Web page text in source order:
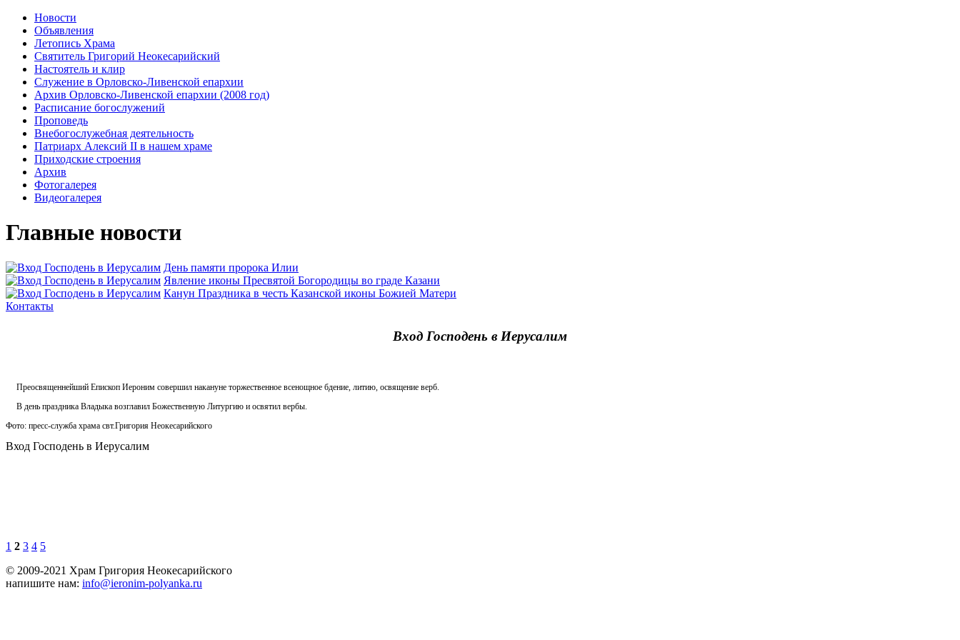
Новости
Объявления
Летопись Храма
Святитель Григорий Неокесарийский
Настоятель и клир
Служение в Орловско-Ливенской епархии
Архив Орловско-Ливенской епархии (2008 год)
Расписание богослужений
Проповедь
Внебогослужебная деятельность
Патриарх Алексий II в нашем храме
Приходские строения
Архив
Фотогалерея
Видеогалерея
Главные новости
День памяти пророка Илии
Явлeние иконы Пресвятой Богородицы во граде Казани
Канун Праздника в честь Казанской иконы Божией Матери
Контакты
Вход Господень в Иерусалим
Преосвященнейший Епископ Иероним совершил накануне торжественное всенощное бдение, литию, освящение верб.
В день праздника Владыка возглавил Божественную Литургию и освятил вербы.
Фото: пресс-служба храма свт.Григория Неокесарийского
Вход Господень в Иерусалим
1 2 3 4 5
© 2009-2021 Храм Григория Неокесарийского
напишите нам: info@ieronim-polyanka.ru